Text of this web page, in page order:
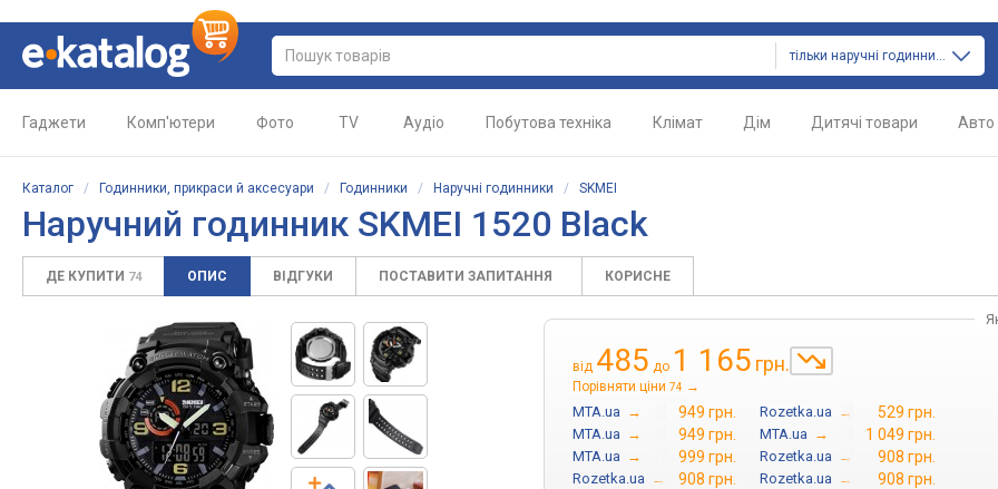
тільки наручні годинники
Гаджети Комп'ютери Фото TV Аудіо Побутова техніка Клімат Дім Дитячі товари Авто
Каталог / Годинники, прикраси й аксесуари / Годинники / Наручні годинники / SKMEI
Наручний годинник SKMEI 1520 Black
ДЕ КУПИТИ 74 ОПИС ВІДГУКИ ПОСТАВИТИ ЗАПИТАННЯ КОРИСНЕ
від 485 до 1 165 грн.
Порівняти ціни 74 →
MTA.ua → 949 грн. Rozetka.ua → 529 грн.
MTA.ua → 949 грн. MTA.ua → 1 049 грн.
MTA.ua → 999 грн. Rozetka.ua → 908 грн.
Rozetka.ua → 908 грн. Rozetka.ua → 908 грн.